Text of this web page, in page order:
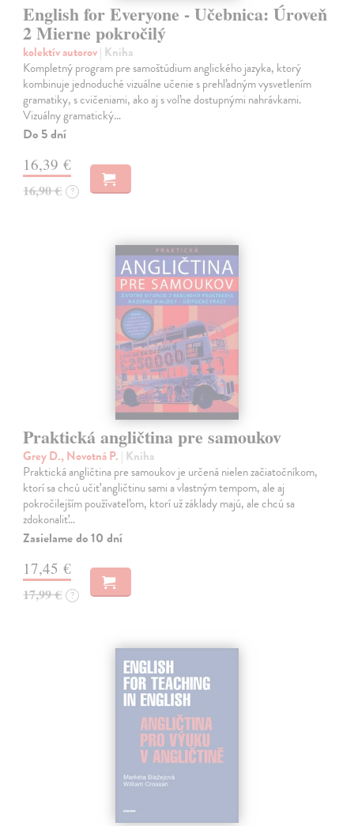
English for Everyone - Učebnica: Úroveň
2 Mierne pokročilý
kolektív autorov| Kniha
Kompletný program pre samoštúdium anglického jazyka, ktorý
kombinuje jednoduché vizuálne učenie s prehľadným vysvetlením
gramatiky, s cvičeniami, ako aj s voľne dostupnými nahrávkami.
Vizuálny gramatický…
Do 5 dní
16,39 €
16,90 € ?
Praktická angličtina pre samoukov
Grey D., Novotná P. | Kniha
Praktická angličtina pre samoukov je určená nielen začiatočníkom,
ktorí sa chcú učiť angličtinu sami a vlastným tempom, ale aj
pokročilejším používateľom, ktorí už základy majú, ale chcú sa
zdokonaliť…
Zasielame do 10 dní
17,45 €
17,99 € ?